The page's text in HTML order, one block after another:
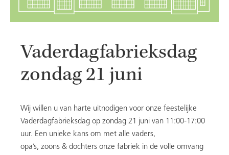
IN DE PERS
Vaderdagfabrieksdag
zondag 21 juni
Wij willen u van harte uitnodigen voor onze feestelijke
Vaderdagfabrieksdag op zondag 21 juni van 11:00-17:00
uur. Een unieke kans om met alle vaders,
opa’s, zoons & dochters onze fabriek in de volle omvang